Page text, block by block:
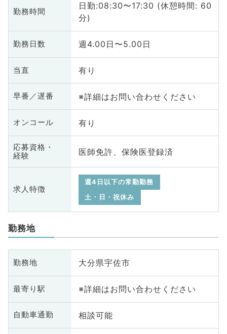
勤務時間
日勤:08:30〜17:30 (休憩時間: 60
分)
勤務日数 週4.00日〜5.00日
当直 有り
早番／遅番 ※詳細はお問い合わせください
オンコール 有り
応募資格・
経験
医師免許、保険医登録済
求人特徴
週4日以下の常勤勤務
土・日・祝休み
勤務地
勤務地 大分県宇佐市
最寄り駅 ※詳細はお問い合わせください
自動車通勤 相談可能